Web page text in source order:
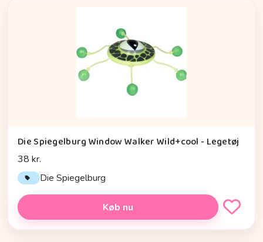
Die Spiegelburg Window Walker Wild+cool - Legetøj
38 kr.
Die Spiegelburg
Køb nu